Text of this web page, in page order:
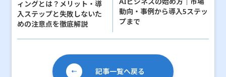
o
o
k
ィングとは？メリット・導
入ステップと失敗しないた
めの注意点を徹底解説
動向・事例から導入5ステッ
プまで
記事一覧へ戻る